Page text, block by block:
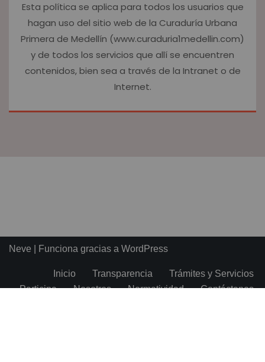
Esta política se aplica para todos los usuarios que
hagan uso del sitio web de la Curaduría Urbana
Primera de Medellín (www.curaduria1medellin.com)
y de todos los servicios que allí se encuentren
contenidos, bien sea a través de la Intranet o de
Internet.
Neve | Funciona gracias a WordPress
Inicio Transparencia
Trámites y Servicios
Participa
Nosotros Normatividad
Contáctenos